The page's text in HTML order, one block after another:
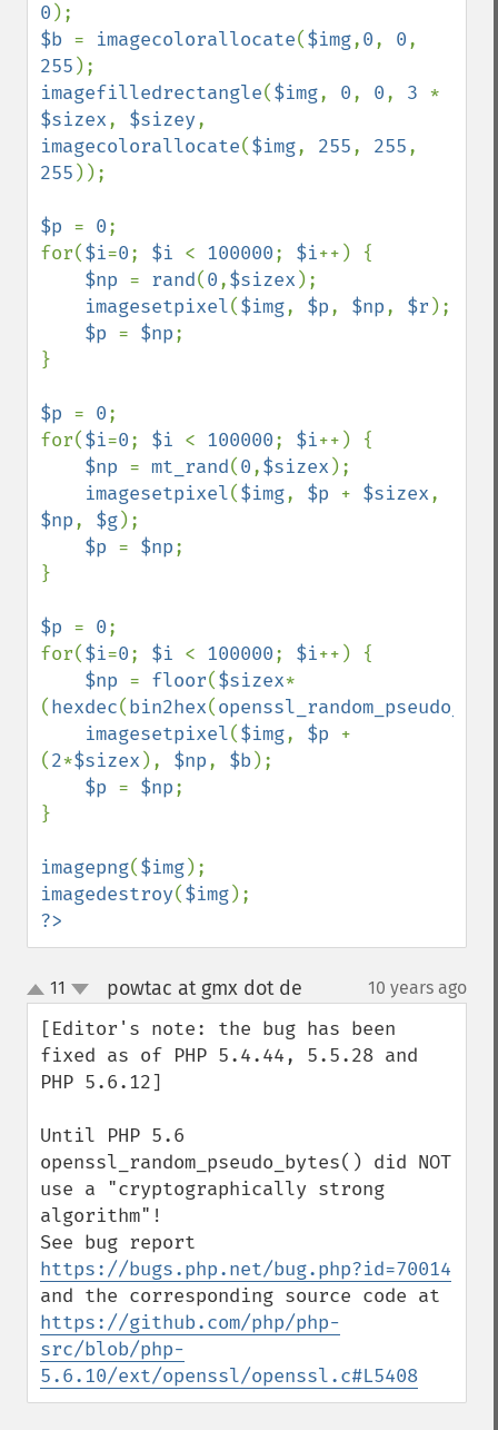
0
$b = imagecolorallocate($img,0, 0
255
imagefilledrectangle($img, 0, 0, 3
$sizex, $sizey
imagecolorallocate($img, 255, 255
255 ));
$p = 0;
for($i=0; $i < 100000; $i++) {
$np = rand(0,$sizex );
imagesetpixel($img, $p, $np, $r );
$p = $np;
}
$p = 0;
for($i=0; $i < 100000; $i++) {
$np = mt_rand(0,$sizex );
imagesetpixel($img, $p + $sizex
$np, $g);
$p = $np;
}
$p = 0;
for($i=0; $i < 100000; $i++) {
$np = floor($sizex*
(hexdec(bin2hex(
imagesetpixel($img, $p +
(2*$sizex ), $np, $b);
$p = $np;
}
imagepng($img
imagedestroy($img
?>
up
down
11 powtac at gmx dot de 10 years ago
[Editor's note: the bug has been
fixed as of PHP 5.4.44, 5.5.28 and
PHP 5.6.12]
Until PHP 5.6
openssl_random_pseudo_bytes() did NOT
use a "cryptographically strong
algorithm"!
https://bugs.php.net/bug.php?id=70014
https://github.com/php/php-
src/blob/php-
5.6.10/ext/openssl/openssl.c#L5408